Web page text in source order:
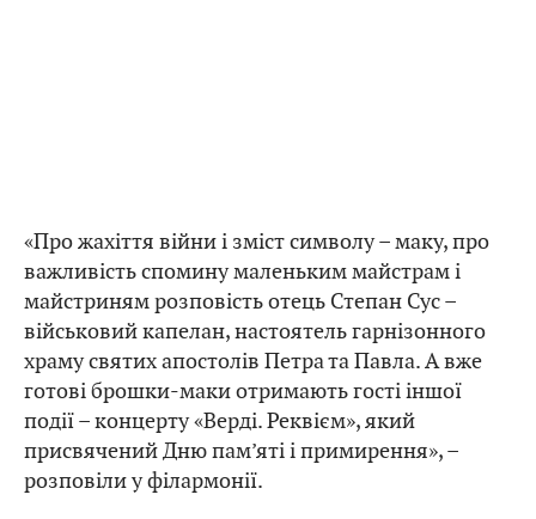
«Про жахіття війни і зміст символу – маку, про
важливість спомину маленьким майстрам і
майстриням розповість отець Степан Сус –
військовий капелан, настоятель гарнізонного
храму святих апостолів Петра та Павла. А вже
готові брошки-маки отримають гості іншої
події – концерту «Верді. Реквієм», який
присвячений Дню пам’яті і примирення», –
розповіли у філармонії.